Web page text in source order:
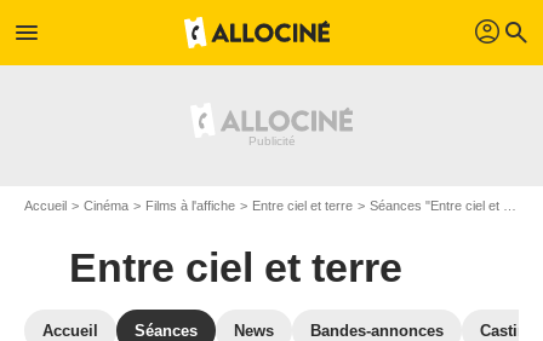
menu profil search
Accueil Cinéma Films à l'affiche Entre ciel et terre Séances "Entre ciel et terre" Puy-de-Dôme
Entre ciel et terre
Accueil Séances News Bandes-annonces Casting